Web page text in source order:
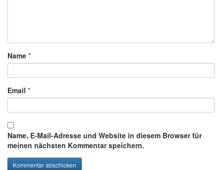
Name *
Email *
Name, E-Mail-Adresse und Website in diesem Browser für
meinen nächsten Kommentar speichern.